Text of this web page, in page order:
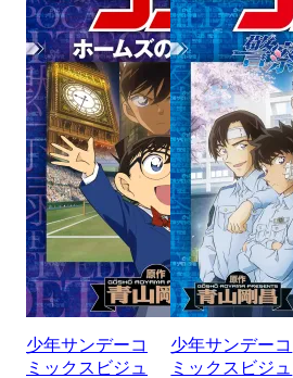
少年サンデーコ
ミックスビジュ
少年サンデーコ
ミックスビジュ